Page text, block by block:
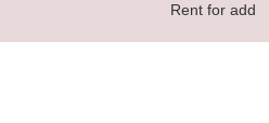
Rent for add